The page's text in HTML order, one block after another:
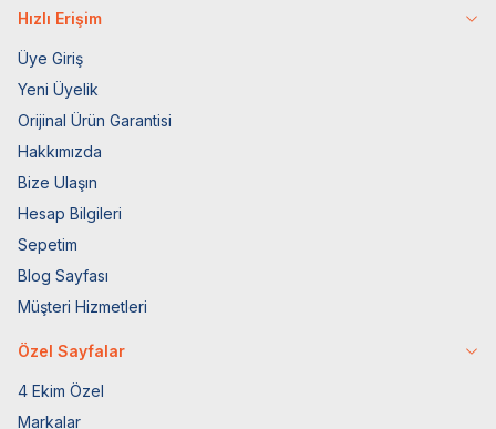
Hızlı Erişim
Üye Giriş
Yeni Üyelik
Orijinal Ürün Garantisi
Hakkımızda
Bize Ulaşın
Hesap Bilgileri
Sepetim
Blog Sayfası
Müşteri Hizmetleri
Özel Sayfalar
4 Ekim Özel
Markalar